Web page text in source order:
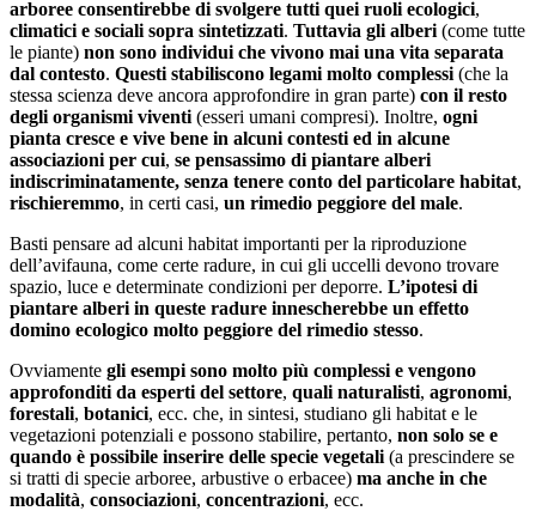
arboree consentirebbe di svolgere tutti quei ruoli ecologici,
climatici e sociali sopra sintetizzati. Tuttavia gli alberi (come tutte
le piante) non sono individui che vivono mai una vita separata
dal contesto. Questi stabiliscono legami molto complessi (che la
stessa scienza deve ancora approfondire in gran parte) con il resto
degli organismi viventi (esseri umani compresi). Inoltre, ogni
pianta cresce e vive bene in alcuni contesti ed in alcune
associazioni per cui, se pensassimo di piantare alberi
indiscriminatamente, senza tenere conto del particolare habitat,
rischieremmo, in certi casi, un rimedio peggiore del male.
Basti pensare ad alcuni habitat importanti per la riproduzione
dell’avifauna, come certe radure, in cui gli uccelli devono trovare
spazio, luce e determinate condizioni per deporre. L’ipotesi di
piantare alberi in queste radure innescherebbe un effetto
domino ecologico molto peggiore del rimedio stesso.
Ovviamente gli esempi sono molto più complessi e vengono
approfonditi da esperti del settore, quali naturalisti, agronomi,
forestali, botanici, ecc. che, in sintesi, studiano gli habitat e le
vegetazioni potenziali e possono stabilire, pertanto, non solo se e
quando è possibile inserire delle specie vegetali (a prescindere se
si tratti di specie arboree, arbustive o erbacee) ma anche in che
modalità, consociazioni, concentrazioni, ecc.